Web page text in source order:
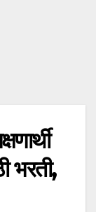
भरती,